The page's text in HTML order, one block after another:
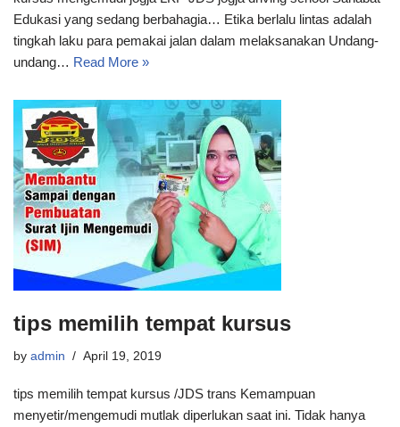
Edukasi yang sedang berbahagia… Etika berlalu lintas adalah
tingkah laku para pemakai jalan dalam melaksanakan Undang-
undang… Read More »
tips memilih tempat kursus
by admin April 19, 2019
tips memilih tempat kursus /JDS trans Kemampuan
menyetir/mengemudi mutlak diperlukan saat ini. Tidak hanya